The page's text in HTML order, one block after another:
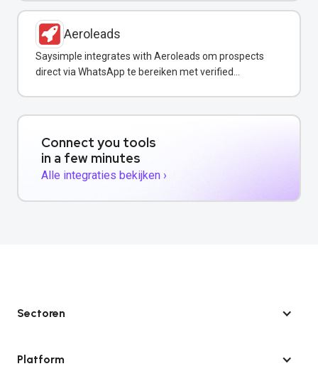
Aeroleads
Saysimple integrates with Aeroleads om prospects
direct via WhatsApp te bereiken met verified
Connect you tools
in a few minutes
Alle integraties bekijken ›
Sectoren
Platform